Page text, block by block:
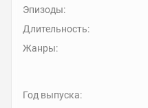
Эпизоды:
Длительность:
Жанры:
Год выпуска: